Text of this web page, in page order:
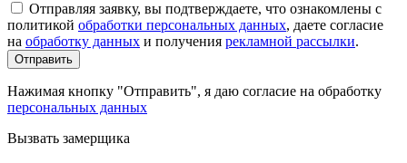
Отправляя заявку, вы подтверждаете, что ознакомлены с
политикой обработки персональных данных, даете согласие
на обработку данных и получения рекламной рассылки.
Отправить
Нажимая кнопку "Отправить", я даю согласие на обработку
персональных данных
Вызвать замерщика